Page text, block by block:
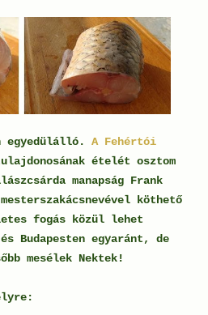
egyedülálló. A Fehértói
ételét osztom
manapság Frank
köthető
fogás közül lehet
Budapesten egyaránt, de
mesélek Nektek!